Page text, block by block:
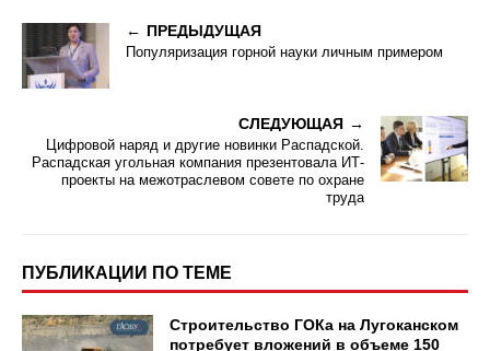
ПРЕДЫДУЩАЯ
Популяризация горной науки личным примером
СЛЕДУЮЩАЯ
Цифровой наряд и другие новинки Распадской.
Распадская угольная компания презентовала ИТ-
проекты на межотраслевом совете по охране
труда
ПУБЛИКАЦИИ ПО ТЕМЕ
Строительство ГОКа на Лугоканском
потребует вложений в объеме 150